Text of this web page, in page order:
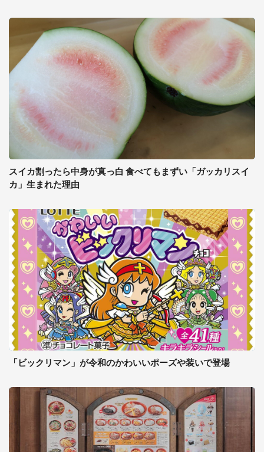
スイカ割ったら中身が真っ白 食べてもまずい「ガッカリスイ
カ」生まれた理由
「ビックリマン」が令和のかわいいポーズや装いで登場